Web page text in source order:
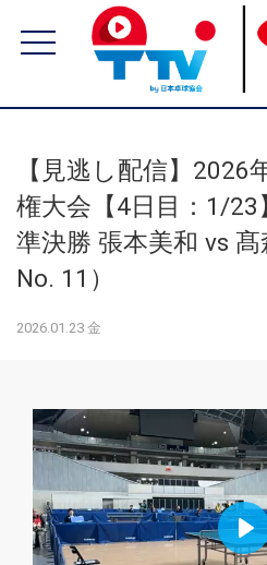
【見逃し配信】2026
権大会【4日目：1/
準決勝 張本美和 vs
No. 11）
2026.01.23 金